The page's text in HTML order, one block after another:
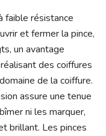
faible résistance
et fermer la pince,
un avantage
des coiffures
de la coiffure.
assure une tenue
ni les marquer,
brillant. Les pinces